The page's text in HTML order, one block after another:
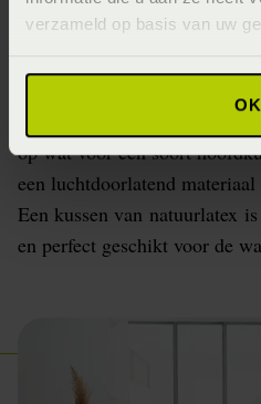
verzameld op basis van uw
OK
Het beste dekbed
speciaal zomerdekbed is
op wat voor een soort
een luchtdoorlatend
Een kussen van natuurlatex
en perfect geschikt voor de